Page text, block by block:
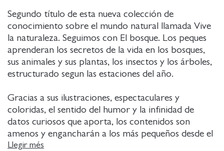
Segundo título de esta nueva colección de
conocimiento sobre el mundo natural llamada Vive
la naturaleza. Seguimos con El bosque. Los peques
aprenderan los secretos de la vida en los bosques,
sus animales y sus plantas, los insectos y los árboles,
estructurado segun las estaciones del año.
Gracias a sus ilustraciones, espectaculares y
coloridas, el sentido del humor y la infinidad de
datos curiosos que aporta, los contenidos son
amenos y engancharán a los más pequeños desde el
primer momento.
Llegir més